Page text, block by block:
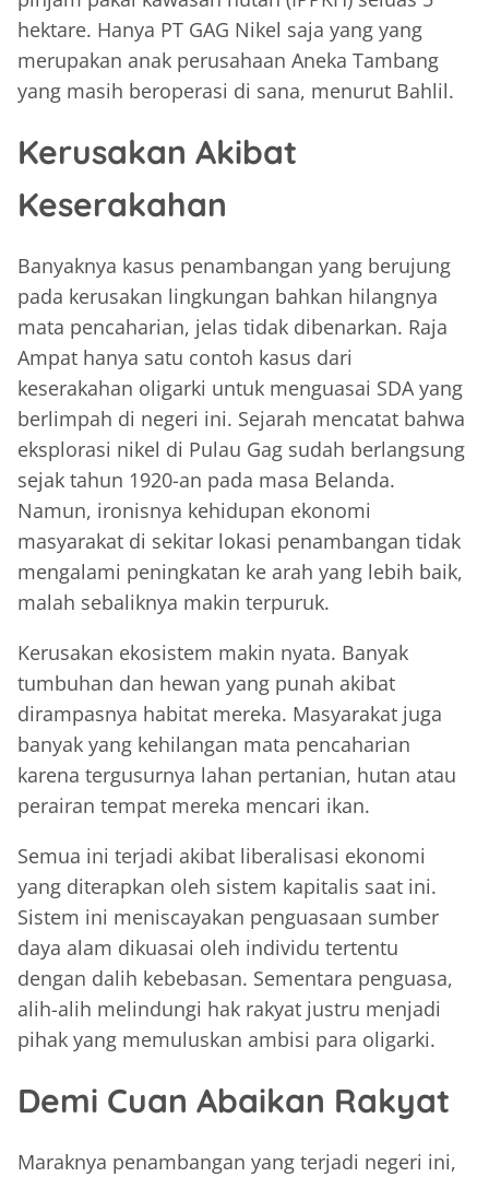
hektare. Hanya PT GAG Nikel saja yang yang
merupakan anak perusahaan Aneka Tambang
yang masih beroperasi di sana, menurut Bahlil.
Kerusakan Akibat
Keserakahan
Banyaknya kasus penambangan yang berujung
pada kerusakan lingkungan bahkan hilangnya
mata pencaharian, jelas tidak dibenarkan. Raja
Ampat hanya satu contoh kasus dari
keserakahan oligarki untuk menguasai SDA yang
berlimpah di negeri ini. Sejarah mencatat bahwa
eksplorasi nikel di Pulau Gag sudah berlangsung
sejak tahun 1920-an pada masa Belanda.
Namun, ironisnya kehidupan ekonomi
masyarakat di sekitar lokasi penambangan tidak
mengalami peningkatan ke arah yang lebih baik,
malah sebaliknya makin terpuruk.
Kerusakan ekosistem makin nyata. Banyak
tumbuhan dan hewan yang punah akibat
dirampasnya habitat mereka. Masyarakat juga
banyak yang kehilangan mata pencaharian
karena tergusurnya lahan pertanian, hutan atau
perairan tempat mereka mencari ikan.
Semua ini terjadi akibat liberalisasi ekonomi
yang diterapkan oleh sistem kapitalis saat ini.
Sistem ini meniscayakan penguasaan sumber
daya alam dikuasai oleh individu tertentu
dengan dalih kebebasan. Sementara penguasa,
alih-alih melindungi hak rakyat justru menjadi
pihak yang memuluskan ambisi para oligarki.
Demi Cuan Abaikan Rakyat
Maraknya penambangan yang terjadi negeri ini,